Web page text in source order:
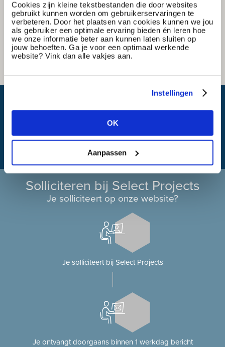
Cookies zijn kleine tekstbestanden die door websites
gebruikt kunnen worden om gebruikerservaringen te
verbeteren. Door het plaatsen van cookies kunnen we jou
als gebruiker een optimale ervaring bieden én leren hoe
we onze informatie beter aan kunnen laten sluiten op
jouw behoeften. Ga je voor een optimaal werkende
website? Vink dan alle vakjes aan.
Instellingen
OK
Aanpassen
Solliciteren bij Select Projects
Je solliciteert op onze website?
Je solliciteert bij Select Projects
Je ontvangt doorgaans binnen 1 werkdag bericht